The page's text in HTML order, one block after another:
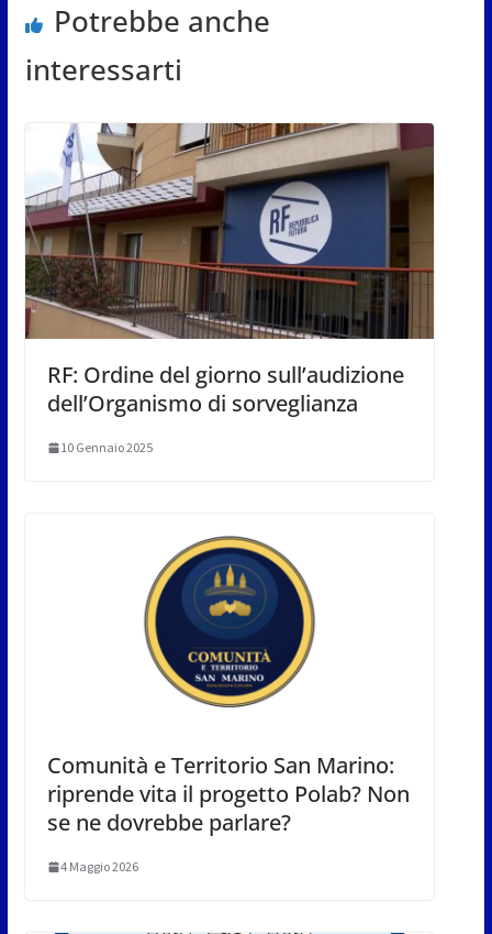
Potrebbe anche
interessarti
RF: Ordine del giorno sull’audizione
dell’Organismo di sorveglianza
10 Gennaio 2025
Comunità e Territorio San Marino:
riprende vita il progetto Polab? Non
se ne dovrebbe parlare?
4 Maggio 2026